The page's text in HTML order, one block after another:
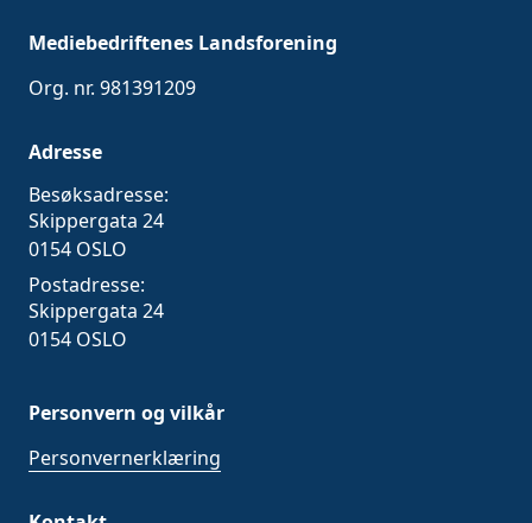
Mediebedriftenes Landsforening
Org. nr. 981391209
Adresse
Besøksadresse:
Skippergata 24
0154 OSLO
Postadresse:
Skippergata 24
0154 OSLO
Personvern og vilkår
Personvernerklæring